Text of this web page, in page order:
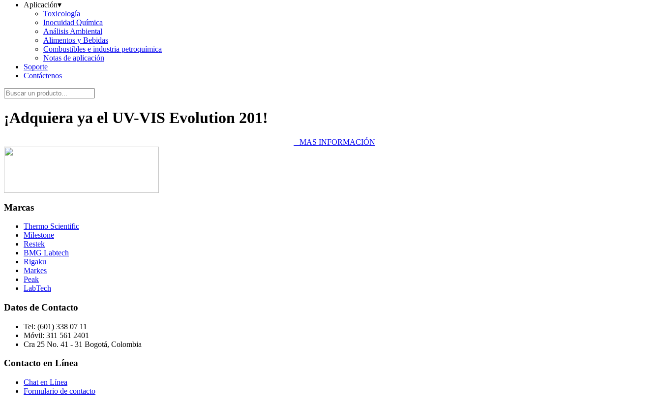
Aplicación▾
Toxicología
Inocuidad Química
Análisis Ambiental
Alimentos y Bebidas
Combustibles e industria petroquímica
Notas de aplicación
Soporte
Contáctenos
¡Adquiera ya el UV-VIS Evolution 201!
MAS INFORMACIÓN
Marcas
Thermo Scientific
Milestone
Restek
BMG Labtech
Rigaku
Markes
Peak
LabTech
Datos de Contacto
Tel: (601) 338 07 11
Móvil: 311 561 2401
Cra 25 No. 41 - 31 Bogotá, Colombia
Contacto en Línea
Chat en Línea
Formulario de contacto